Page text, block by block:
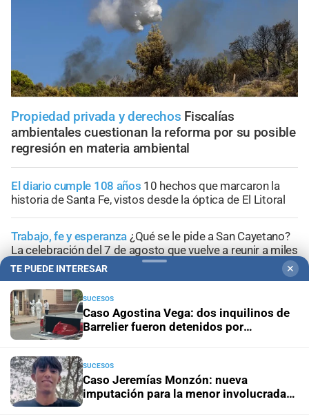
Propiedad privada y derechos Fiscalías
ambientales cuestionan la reforma por su posible
regresión en materia ambiental
El diario cumple 108 años 10 hechos que marcaron la
historia de Santa Fe, vistos desde la óptica de El Litoral
Trabajo, fe y esperanza ¿Qué se le pide a San Cayetano?
La celebración del 7 de agosto que vuelve a reunir a miles
de fieles
Panorama astrológico
2026
celebra cada 7 agosto y cuál es el curioso origen de la
festividad
TE PUEDE INTERESAR ✕
SUCESOS
Caso Agostina Vega: dos inquilinos de
Barrelier fueron detenidos por
SUCESOS
Caso Jeremías Monzón: nueva
imputación para la menor involucrada